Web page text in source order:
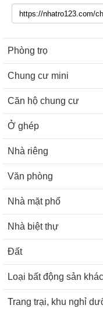
Phòng trọ
Chung cư mini
Căn hộ chung cư
Ở ghép
Nhà riêng
Văn phòng
Nhà mặt phố
Nhà biệt thự
Đất
Loại bất động sản khác
Trang trại, khu nghỉ